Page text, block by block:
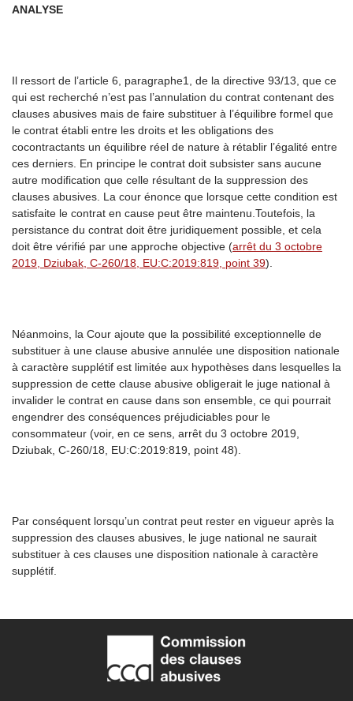
ANALYSE
Il ressort de l’article 6, paragraphe1, de la directive 93/13, que ce
qui est recherché n’est pas l’annulation du contrat contenant des
clauses abusives mais de faire substituer à l’équilibre formel que
le contrat établi entre les droits et les obligations des
cocontractants un équilibre réel de nature à rétablir l’égalité entre
ces derniers. En principe le contrat doit subsister sans aucune
autre modification que celle résultant de la suppression des
clauses abusives. La cour énonce que lorsque cette condition est
satisfaite le contrat en cause peut être maintenu.Toutefois, la
persistance du contrat doit être juridiquement possible, et cela
doit être vérifié par une approche objective (arrêt du 3 octobre
2019, Dziubak, C-260/18, EU:C:2019:819, point 39).
Néanmoins, la Cour ajoute que la possibilité exceptionnelle de
substituer à une clause abusive annulée une disposition nationale
à caractère supplétif est limitée aux hypothèses dans lesquelles la
suppression de cette clause abusive obligerait le juge national à
invalider le contrat en cause dans son ensemble, ce qui pourrait
engendrer des conséquences préjudiciables pour le
consommateur (voir, en ce sens, arrêt du 3 octobre 2019,
Dziubak, C-260/18, EU:C:2019:819, point 48).
Par conséquent lorsqu’un contrat peut rester en vigueur après la
suppression des clauses abusives, le juge national ne saurait
substituer à ces clauses une disposition nationale à caractère
supplétif.